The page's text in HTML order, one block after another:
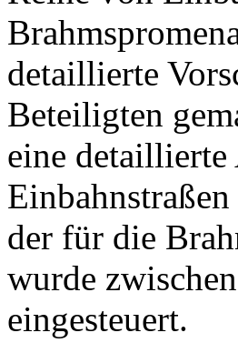
detaillierte
Beteiligten
eine
der für die
wurde
eingesteuert.